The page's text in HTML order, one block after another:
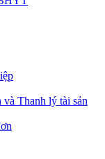
Thanh lý tài sản